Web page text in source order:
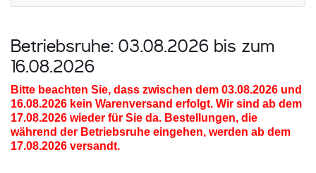
Betriebsruhe: 03.08.2026 bis zum
16.08.2026
Bitte beachten Sie, dass zwischen dem 03.08.2026 und
16.08.2026 kein Warenversand erfolgt. Wir sind ab dem
17.08.2026 wieder für Sie da. Bestellungen, die
während der Betriebsruhe eingehen, werden ab dem
17.08.2026 versandt.